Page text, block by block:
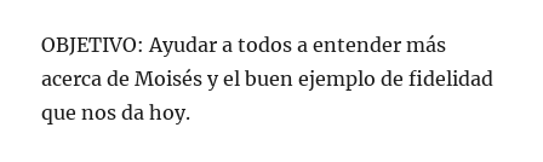
OBJETIVO: Ayudar a todos a entender más
acerca de Moisés y el buen ejemplo de fidelidad
que nos da hoy.